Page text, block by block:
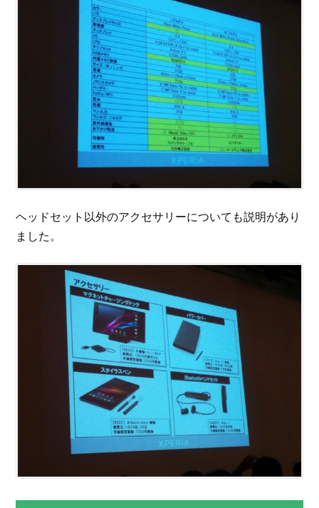
ヘッドセット以外のアクセサリーについても説明があり
ました。